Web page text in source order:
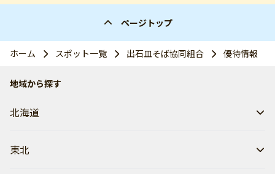
ページトップ
ホーム スポット一覧 出石皿そば協同組合 優待情報
地域から探す
北海道
東北